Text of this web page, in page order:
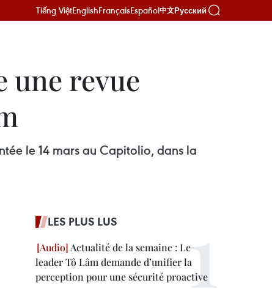
Tiếng ViệtEnglishFrançaisEspañol中文Русский
une revue
le 14 mars au Capitolio, dans la
LES PLUS LUS
Actualité de la semaine : Le
leader Tô Lâm demande d’unifier la
perception pour une sécurité proactive